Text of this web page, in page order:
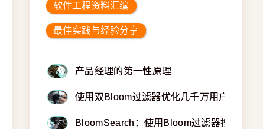
软件工程资料汇编
最佳实践与经验分享
产品经理的第一性原理
使用双Bloom过滤器优化几千万用户产品推
BloomSearch：使用Bloom过滤器搜索关键